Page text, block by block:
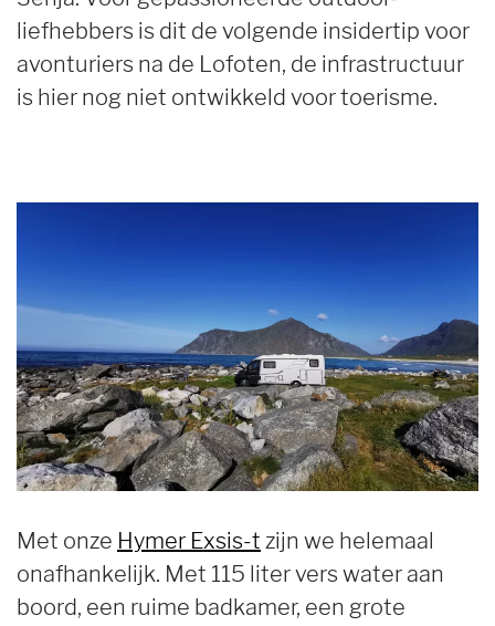
liefhebbers is dit de volgende insidertip voor
avonturiers na de Lofoten, de infrastructuur
is hier nog niet ontwikkeld voor toerisme.
Met onze Hymer Exsis-t zijn we helemaal
onafhankelijk. Met 115 liter vers water aan
boord, een ruime badkamer, een grote